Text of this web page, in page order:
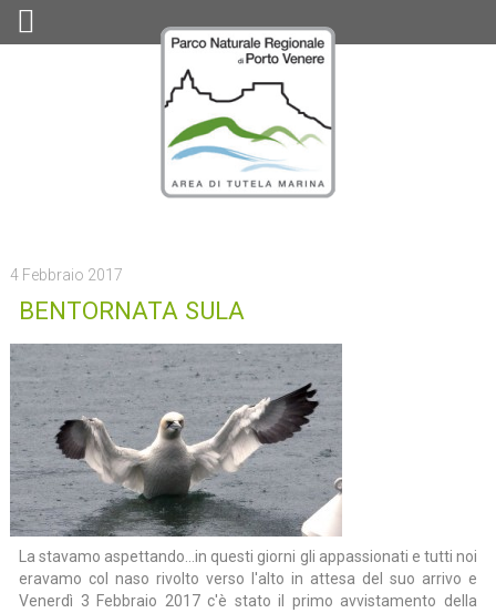
4 Febbraio 2017
BENTORNATA SULA
La stavamo aspettando…in questi giorni gli appassionati e tutti noi
eravamo col naso rivolto verso l'alto in attesa del suo arrivo e
Venerdì 3 Febbraio 2017 c'è stato il primo avvistamento della